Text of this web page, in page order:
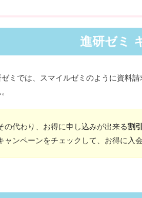
進研ゼミ
ミでは、スマイルゼミのように資料
の代わり、お得に申し込みが出来る割
ャンペーンをチェックして、お得に入